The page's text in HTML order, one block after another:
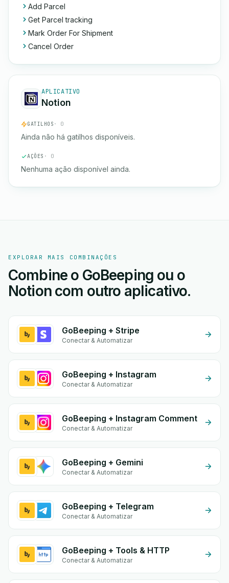
Add Parcel
Get Parcel tracking
Mark Order For Shipment
Cancel Order
APLICATIVO
Notion
GATILHOS · 0
Ainda não há gatilhos disponíveis.
AÇÕES · 0
Nenhuma ação disponível ainda.
EXPLORAR MAIS COMBINAÇÕES
Combine o GoBeeping ou o
Notion com outro aplicativo.
GoBeeping + Stripe
Conectar & Automatizar
GoBeeping + Instagram
Conectar & Automatizar
GoBeeping + Instagram Comment
Conectar & Automatizar
GoBeeping + Gemini
Conectar & Automatizar
GoBeeping + Telegram
Conectar & Automatizar
GoBeeping + Tools & HTTP
Conectar & Automatizar